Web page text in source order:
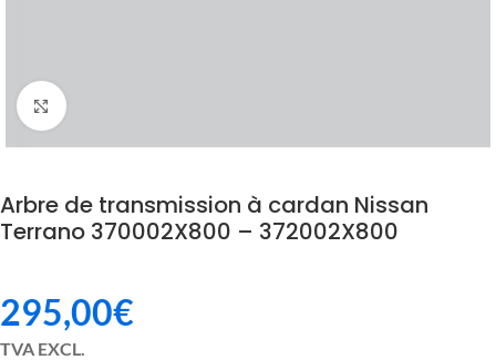
Click to enlarge
Arbre de transmission à cardan Nissan
Terrano 370002X800 – 372002X800
295,00€
TVA EXCL.